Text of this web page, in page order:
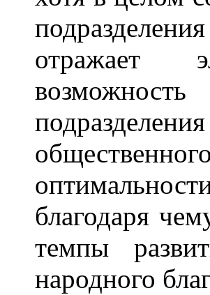
отражает
благодаря
темпы
народного